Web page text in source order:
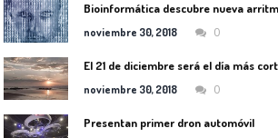
Bioinformática descubre nueva
noviembre 30, 2018 0
El 21 de diciembre será el día más
noviembre 30, 2018 0
Presentan primer dron automóvil